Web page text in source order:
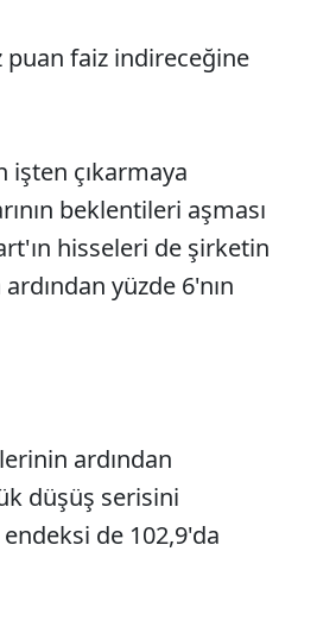
puan faiz indireceğine
çıkarmaya
beklentileri aşması
hisseleri de şirketin
yüzde 6'nın
ardından
düşüş serisini
de 102,9'da